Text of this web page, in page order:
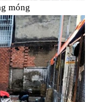
móng